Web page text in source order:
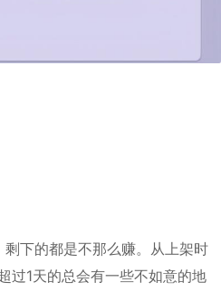
下的都是不那么赚。从上架时
过1天的总会有一些不如意的地